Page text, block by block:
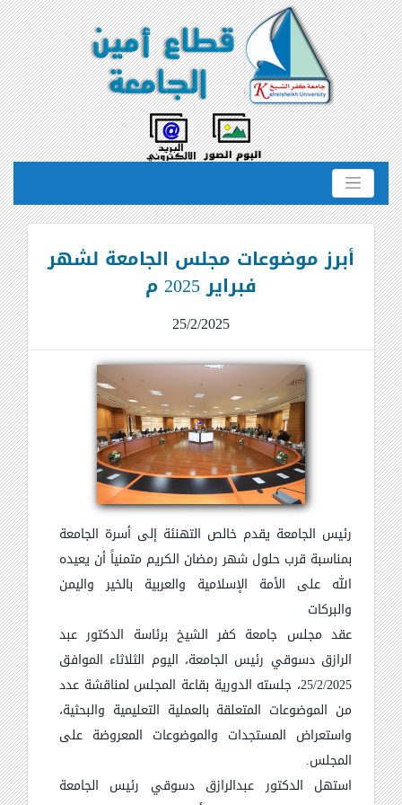
أبرز موضوعات مجلس الجامعة لشهر
فبراير 2025 م
25/2/2025
رئيس الجامعة يقدم خالص التهنئة إلى أسرة الجامعة
بمناسبة قرب حلول شهر رمضان الكريم متمنياً أن يعيده
الله على الأمة الإسلامية والعربية بالخير واليمن
والبركات
عقد مجلس جامعة كفر الشيخ برئاسة الدكتور عبد
الرازق دسوقي رئيس الجامعة، اليوم الثلاثاء الموافق
25/2/2025، جلسته الدورية بقاعة المجلس لمناقشة عدد
من الموضوعات المتعلقة بالعملية التعليمية والبحثية،
واستعراض المستجدات والموضوعات المعروضة على
المجلس.
استهل الدكتور عبدالرازق دسوقي رئيس الجامعة